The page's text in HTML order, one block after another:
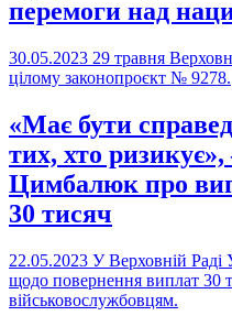
перемоги над
30.05.2023 29 травня
цілому законопроєкт № 9278.
«Має бути
тих, хто
Цимбалюк про
30 тисяч
22.05.2023 У Верховній Раді
щодо повернення виплат 30
військовослужбовцям.